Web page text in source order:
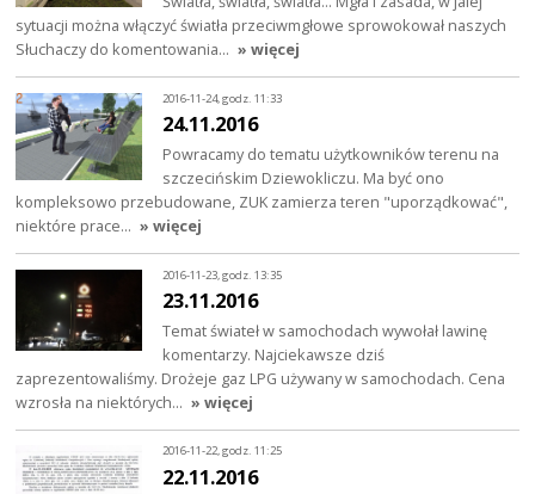
sytuacji można włączyć światła przeciwmgłowe sprowokował naszych
Słuchaczy do komentowania… » więcej
2016-11-24, godz. 11:33
24.11.2016
Powracamy do tematu użytkowników terenu na
szczecińskim Dziewokliczu. Ma być ono
kompleksowo przebudowane, ZUK zamierza teren "uporządkować",
niektóre prace… » więcej
2016-11-23, godz. 13:35
23.11.2016
Temat świateł w samochodach wywołał lawinę
komentarzy. Najciekawsze dziś
zaprezentowaliśmy. Drożeje gaz LPG używany w samochodach. Cena
wzrosła na niektórych… » więcej
2016-11-22, godz. 11:25
22.11.2016